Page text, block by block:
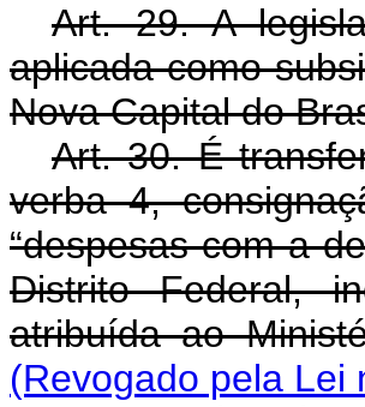
Art. 29. A
aplicada como
Nova Capital do
Art. 30. É
verba 4,
“despesas com a
Distrito Federal,
atribuída ao
(Revogado pela Lei